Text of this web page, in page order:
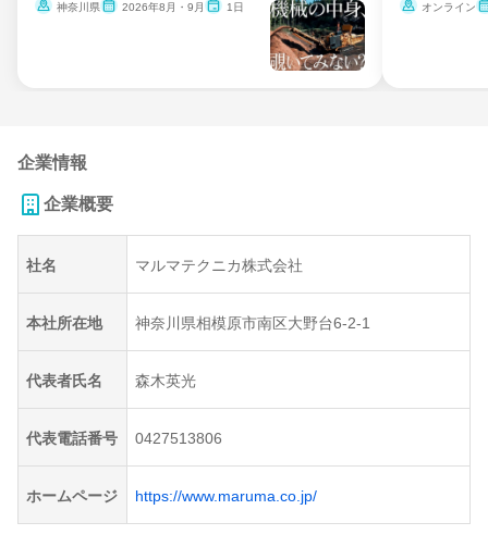
神奈川県
2026年8月・9月 1日
オンライン
企業情報
企業概要
社名 マルマテクニカ株式会社
本社所在地 神奈川県相模原市南区大野台6-2-1
代表者氏名 森木英光
代表電話番号 0427513806
ホームページ https://www.maruma.co.jp/